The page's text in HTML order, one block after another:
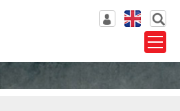
Wishlist
VN
EN